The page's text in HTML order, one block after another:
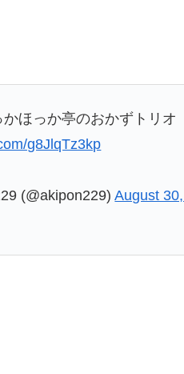
ほっか亭のおかずトリオ
g8JlqTz3kp
(@akipon229)August